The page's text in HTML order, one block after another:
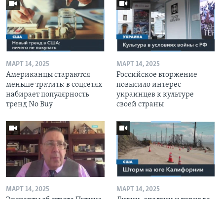
МАРТ 14, 2025
Американцы стараются
меньше тратить: в соцсетях
набирает популярность
тренд No Buy
МАРТ 14, 2025
Российское вторжение
повысило интерес
украинцев к культуре
своей страны
МАРТ 14, 2025 МАРТ 14, 2025